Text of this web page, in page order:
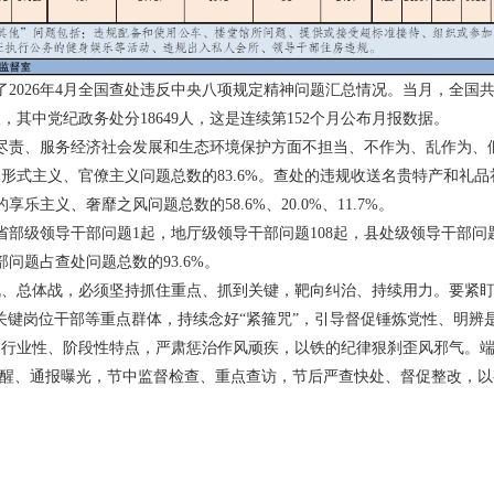
2026年4月全国查处违反中央八项规定精神问题汇总情况。当月，全国
其中党纪政务处分18649人，这是连续第152个月公布月报数据。
责、服务经济社会发展和生态环境保护方面不担当、不作为、乱作为
式主义、官僚主义问题总数的83.6%。查处的违规收送名贵特产和礼
乐主义、奢靡之风问题总数的58.6%、20.0%、11.7%。
级领导干部问题1起，地厅级领导干部问题108起，县处级领导干部问
题占查处问题总数的93.6%。
总体战，必须坚持抓住重点、抓到关键，靶向纠治、持续用力。要紧
键岗位干部等重点群体，持续念好“紧箍咒”，引导督促锤炼党性、明辨
业性、阶段性特点，严肃惩治作风顽疾，以铁的纪律狠刹歪风邪气。
、通报曝光，节中监督检查、重点查访，节后严查快处、督促整改，